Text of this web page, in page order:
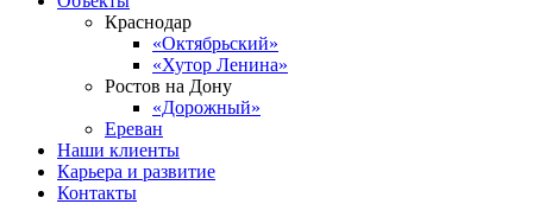
Краснодар
«Октябрьский»
«Хутор Ленина»
Ростов на Дону
«Дорожный»
Ереван
Наши клиенты
Карьера и развитие
Контакты